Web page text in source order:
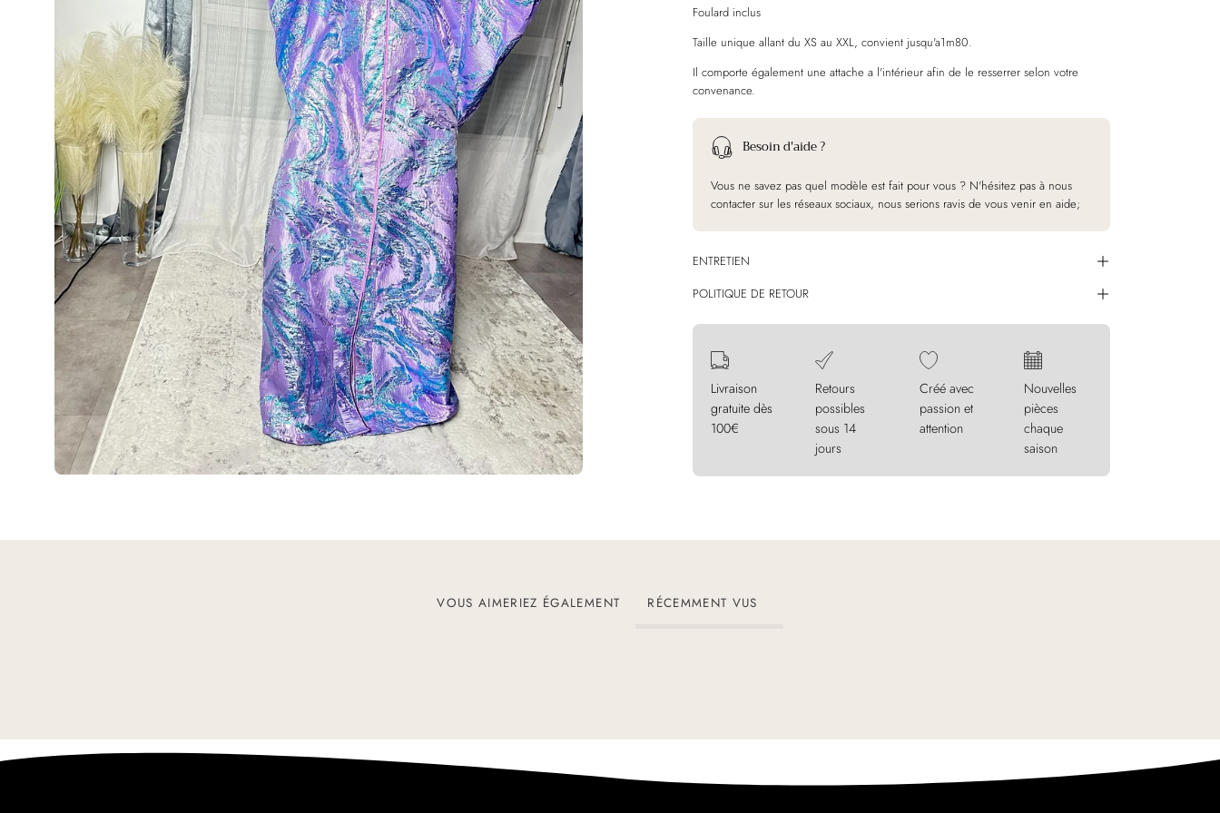
Foulard inclus
Taille unique allant du XS au XXL, convient jusqu'a1m80.
Il comporte également une attache a l'intérieur afin de le resserrer selon votre
convenance.
Besoin d'aide ?
Vous ne savez pas quel modèle est fait pour vous ? N'hésitez pas à nous
contacter sur les réseaux sociaux, nous serions ravis de vous venir en aide;
ENTRETIEN
POLITIQUE DE RETOUR
Livraison
gratuite dès
100€
Retours
possibles
sous 14
jours
Créé avec
passion et
attention
Nouvelles
pièces
chaque
saison
VOUS AIMERIEZ ÉGALEMENT RÉCEMMENT VUS